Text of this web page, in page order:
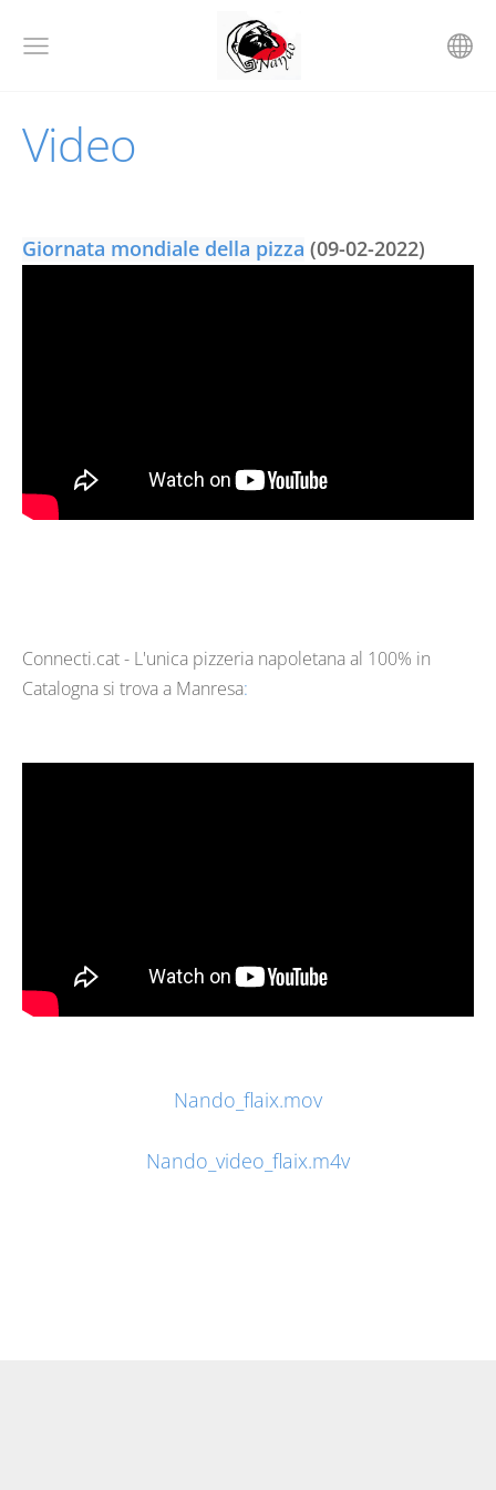
Video
Giornata mondiale della pizza (09-02-2022)
Connecti.cat - L'unica pizzeria napoletana al 100% in
Catalogna si trova a Manresa:
Nando_flaix.mov
Nando_video_flaix.m4v